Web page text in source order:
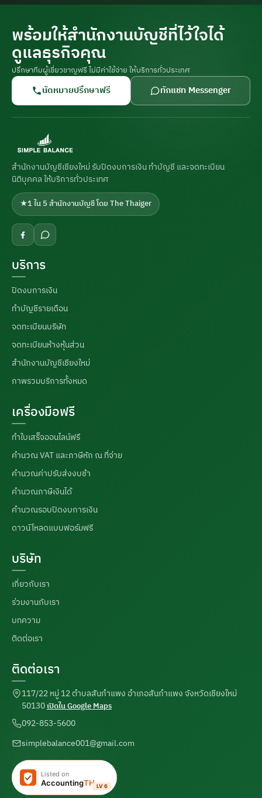
พร้อมให้สำนักงานบัญชีที่ไว้ใจได้
ดูแลธุรกิจคุณ
ปรึกษาทีมผู้เชี่ยวชาญฟรี ไม่มีค่าใช้จ่าย ให้บริการทั่วประเทศ
นัดหมายปรึกษาฟรี ทักแชท Messenger
สำนักงานบัญชีเชียงใหม่ รับปิดงบการเงิน ทำบัญชี และจดทะเบียน
นิติบุคคล ให้บริการทั่วประเทศ
★1 ใน 5 สำนักงานบัญชี โดย The Thaiger
บริการ
ปิดงบการเงิน
ทำบัญชีรายเดือน
จดทะเบียนบริษัท
จดทะเบียนห้างหุ้นส่วน
สำนักงานบัญชีเชียงใหม่
ภาพรวมบริการทั้งหมด
เครื่องมือฟรี
ทำใบเสร็จออนไลน์ฟรี
คำนวณ VAT และภาษีหัก ณ ที่จ่าย
คำนวณค่าปรับส่งงบช้า
คำนวณภาษีเงินได้
คำนวณรอบปิดงบการเงิน
ดาวน์โหลดแบบฟอร์มฟรี
บริษัท
เกี่ยวกับเรา
ร่วมงานกับเรา
บทความ
ติดต่อเรา
ติดต่อเรา
117/22 หมู่ 12 ตำบลสันกำแพง อำเภอสันกำแพง จังหวัดเชียงใหม่
50130เปิดใน Google Maps
092-853-5600
simplebalance001@gmail.com